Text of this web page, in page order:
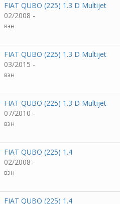
FIAT QUBO (225) 1.3 D Multijet
02/2008 -
вэн
FIAT QUBO (225) 1.3 D Multijet
03/2015 -
вэн
FIAT QUBO (225) 1.3 D Multijet
07/2010 -
вэн
FIAT QUBO (225) 1.4
02/2008 -
вэн
FIAT QUBO (225) 1.4